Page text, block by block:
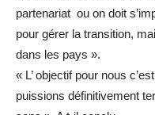
partenariat ou on doit
pour gérer la transition,
dans les pays ».
« L’ objectif pour nous
puissions définitivement